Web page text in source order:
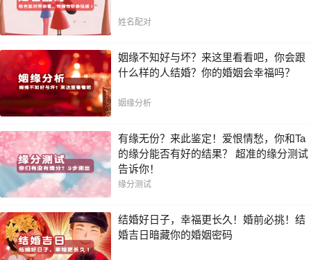
姓名配对
姻缘不知好与坏？来这里看看吧，你会跟
什么样的人结婚？你的婚姻会幸福吗？
姻缘分析
有缘无份？来此鉴定！爱恨情愁，你和Ta
的缘分能否有好的结果？ 超准的缘分测试
告诉你！
缘分测试
结婚好日子，幸福更长久！婚前必挑！结
婚吉日暗藏你的婚姻密码